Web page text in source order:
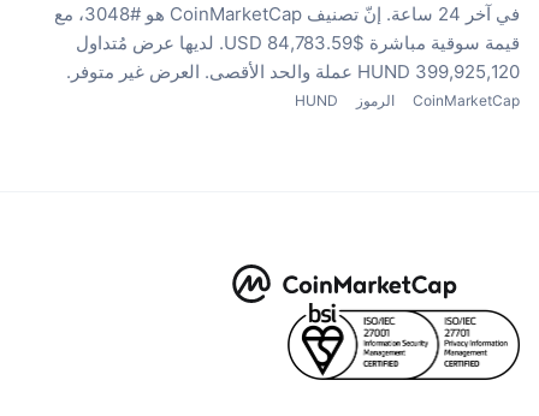
في آخر 24 ساعة.
إنّ تصنيف CoinMarketCap هو #3048، مع
قيمة سوقية مباشرة $84,783.59 USD.
لديها عرض مُتداول
399,925,120 HUND عملة
والحد الأقصى. العرض غير متوفر.
CoinMarketCap الرموز HUND